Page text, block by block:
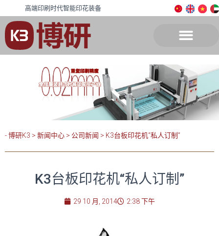
高端印刷时代智能印花装备
- 博研K3 > 新闻中心 > 公司新闻 > K3台板印花机“私人订制”
K3台板印花机“私人订制”
29 10 月, 2014 2:38 下午